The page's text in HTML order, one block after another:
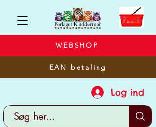
WEBSHOP
EAN betaling
Log ind